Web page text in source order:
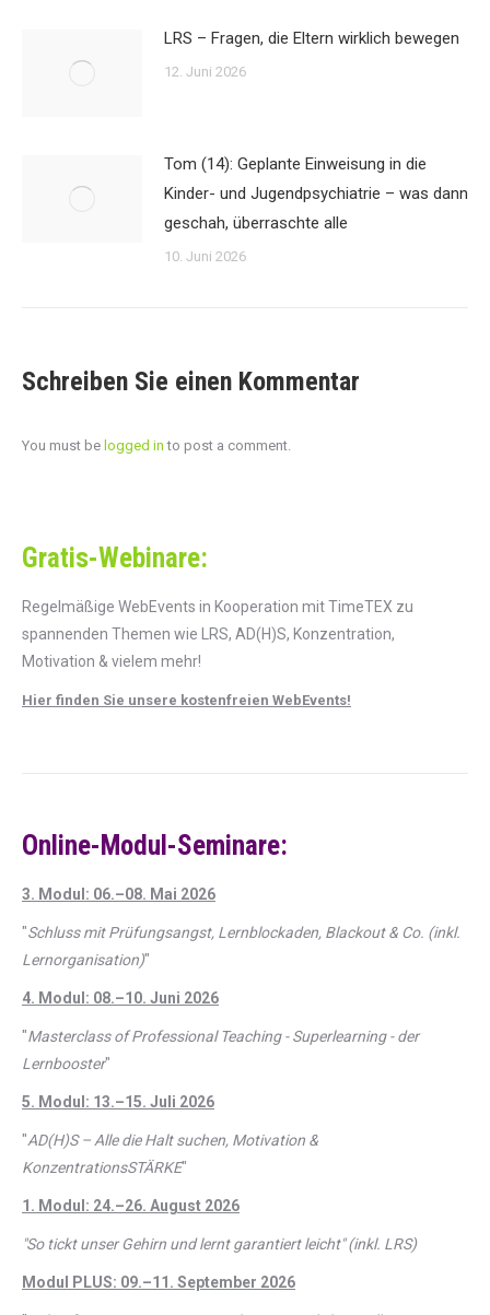
LRS – Fragen, die Eltern wirklich bewegen
12. Juni 2026
Tom (14): Geplante Einweisung in die
Kinder- und Jugendpsychiatrie – was dann
geschah, überraschte alle
10. Juni 2026
Schreiben Sie einen Kommentar
You must be logged in to post a comment.
Gratis-Webinare:
Regelmäßige WebEvents in Kooperation mit TimeTEX zu
spannenden Themen wie LRS, AD(H)S, Konzentration,
Motivation & vielem mehr!
Hier finden Sie unsere kostenfreien WebEvents!
Online-Modul-Seminare:
3. Modul: 06.–08. Mai 2026
"Schluss mit Prüfungsangst, Lernblockaden, Blackout & Co. (inkl.
Lernorganisation)"
4. Modul: 08.–10. Juni 2026
"Masterclass of Professional Teaching - Superlearning - der
Lernbooster"
5. Modul: 13.–15. Juli 2026
"AD(H)S – Alle die Halt suchen, Motivation &
KonzentrationsSTÄRKE"
1. Modul: 24.–26. August 2026
"So tickt unser Gehirn und lernt garantiert leicht" (inkl. LRS)
Modul PLUS: 09.–11. September 2026